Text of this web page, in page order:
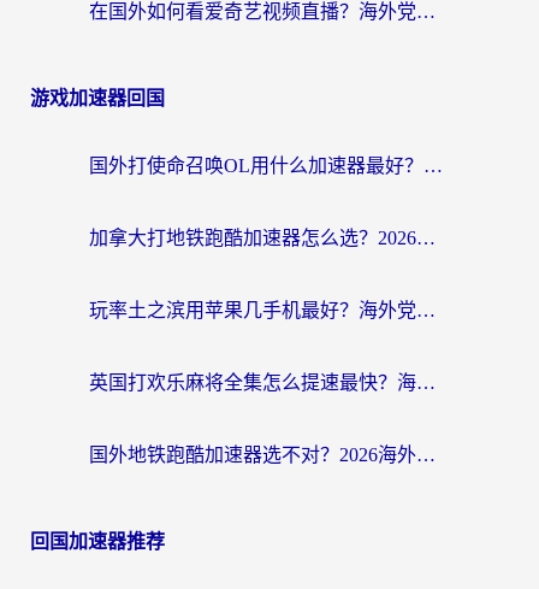
在国外如何看爱奇艺视频直播？海外党亲测有效的回国加速器指南
游戏加速器回国
国外打使命召唤OL用什么加速器最好？海外玩家国服畅玩全攻略（附小众游戏加速技巧）
加拿大打地铁跑酷加速器怎么选？2026海外玩家实测指南（附王国纪元保卫萝卜3加速技巧）
玩率土之滨用苹果几手机最好？海外党必看的国服游戏加速+设备选择指南
英国打欢乐麻将全集怎么提速最快？海外党亲测有效的国服游戏加速指南
国外地铁跑酷加速器选不对？2026海外玩家必看的国服游戏加速全攻略
回国加速器推荐